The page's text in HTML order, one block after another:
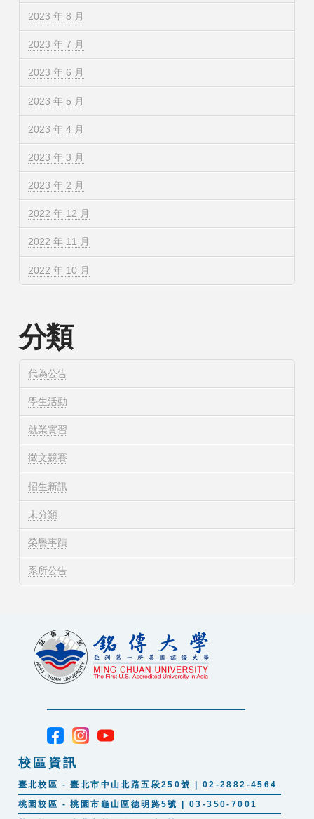
2023 年 8 月
2023 年 7 月
2023 年 6 月
2023 年 5 月
2023 年 4 月
2023 年 3 月
2023 年 2 月
2022 年 12 月
2022 年 11 月
2022 年 10 月
分類
代為公告
學生活動
就業實習
徵文競賽
招生新訊
未分類
榮譽事蹟
系所公告
校區資訊
臺北校區 - 臺北市中山北路五段250號 | 02-2882-4564
桃園校區 - 桃園市龜山區德明路5號 | 03-350-7001